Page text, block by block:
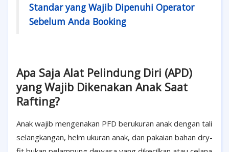
Standar yang Wajib Dipenuhi Operator
Sebelum Anda Booking
Apa Saja Alat Pelindung Diri (APD)
yang Wajib Dikenakan Anak Saat
Rafting?
Anak wajib mengenakan PFD berukuran anak dengan tali
selangkangan, helm ukuran anak, dan pakaian bahan dry-